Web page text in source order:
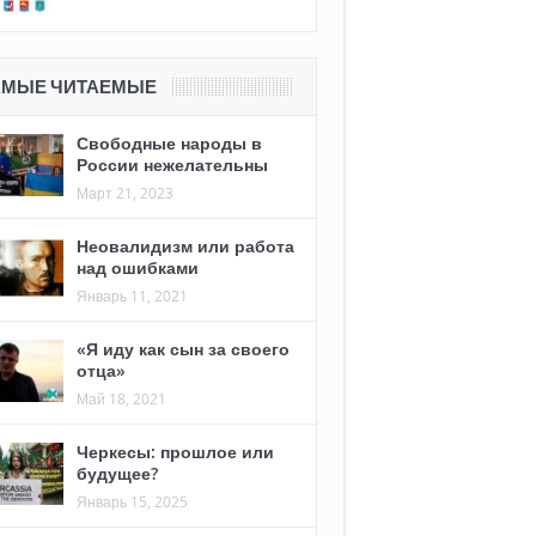
ЧИТАЕМЫЕ
Свободные народы в
России нежелательны
Март 21, 2023
Неовалидизм или работа
над ошибками
Январь 11, 2021
«Я иду как сын за своего
отца»
Май 18, 2021
Черкесы: прошлое или
будущее?
Январь 15, 2025